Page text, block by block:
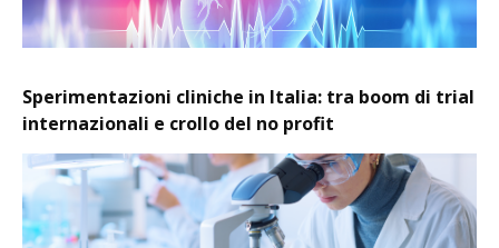
Sperimentazioni cliniche in Italia: tra boom di trial
internazionali e crollo del no profit